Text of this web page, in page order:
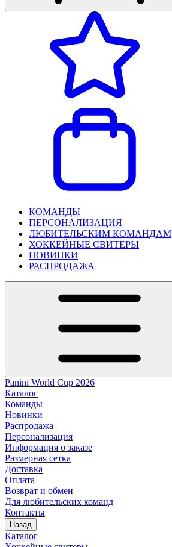
КОМАНДЫ
ПЕРСОНАЛИЗАЦИЯ
ЛЮБИТЕЛЬСКИМ КОМАНДАМ
ХОККЕЙНЫЕ СВИТЕРЫ
НОВИНКИ
РАСПРОДАЖА
Panini World Cup 2026
Каталог
Команды
Новинки
Распродажа
Персонализация
Информация о заказе
Размерная сетка
Доставка
Оплата
Возврат и обмен
Для любительских команд
Контакты
Назад
Каталог